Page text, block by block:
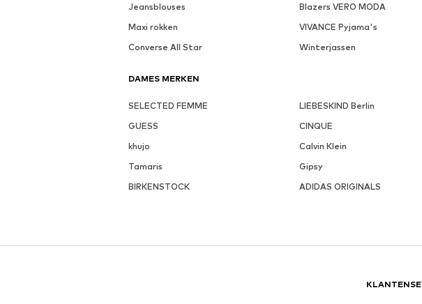
Jeansblouses
Blazers VERO MODA
Maxi rokken
VIVANCE Pyjama's
Converse All Star
Winterjassen
DAMES MERKEN
SELECTED FEMME LIEBESKIND Berlin
GUESS
CINQUE
khujo
Calvin Klein
Tamaris
Gipsy
BIRKENSTOCK
ADIDAS ORIGINALS